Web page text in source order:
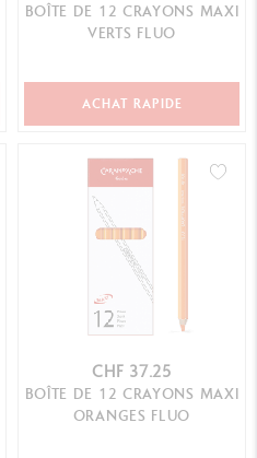
BOÎTE DE 12 CRAYONS MAXI
VERTS FLUO
ACHAT RAPIDE
CHF 37.25
BOÎTE DE 12 CRAYONS MAXI
ORANGES FLUO